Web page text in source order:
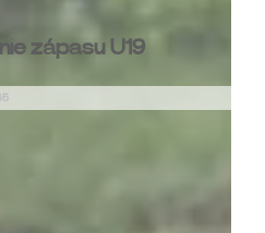
zápasu U19